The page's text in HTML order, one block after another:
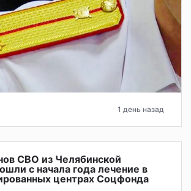
1 день назад
СВО из Челябинской
с начала года лечение в
центрах Соцфонда